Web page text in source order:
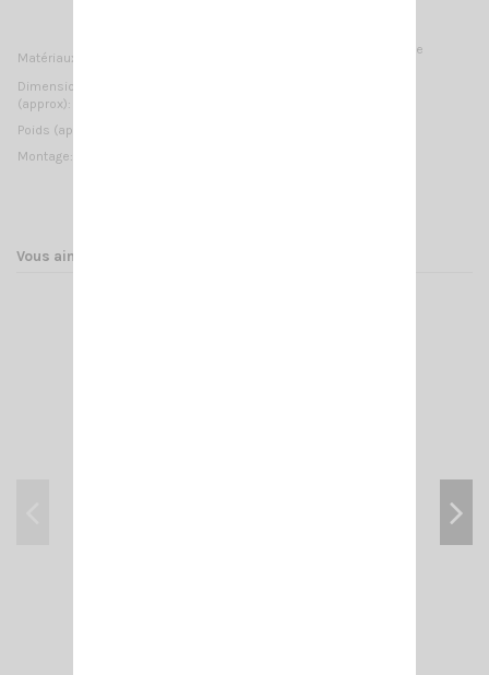
Matériaux:
Aluminium anodisé, laiton chromé, thermoplastique
Dimensions
(approx):
Poids (approx):
Montage:
Vous aimerez aussi